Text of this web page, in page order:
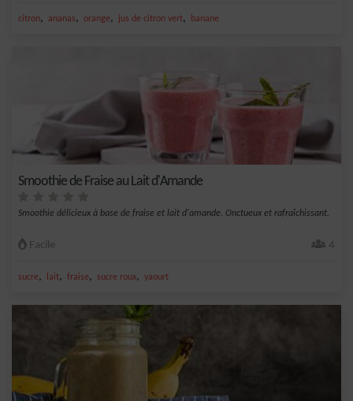
citron, ananas, orange, jus de citron vert, banane
Smoothie de Fraise au Lait d'Amande
Smoothie délicieux à base de fraise et lait d'amande. Onctueux et rafraîchissant.
Facile 4
sucre, lait, fraise, sucre roux, yaourt